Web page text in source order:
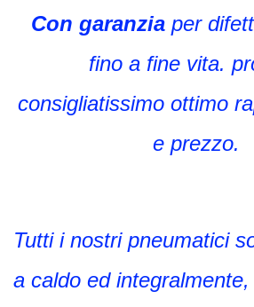
Con garanziaper
fino a fine vita.
consigliatissimo ottimo
e prezzo.
Tutti i nostri pneumatici
a caldo ed